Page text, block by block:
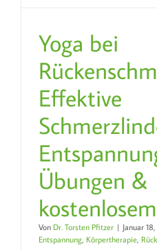
Yoga bei
Effektive
Übungen &
Von Dr. Torsten Pfitzer | Januar
Entspannung, Körpertherapie,